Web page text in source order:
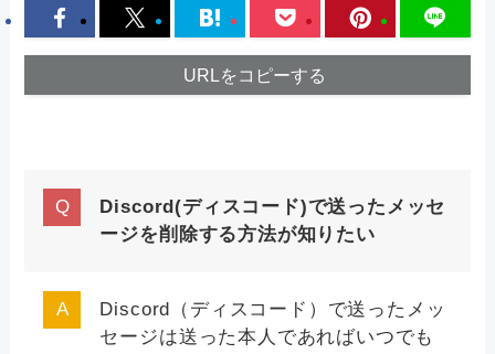
URLをコピーする
Discord(ディスコード)で送ったメッセ
ージを削除する方法が知りたい
Discord（ディスコード）で送ったメッ
セージは送った本人であればいつでも